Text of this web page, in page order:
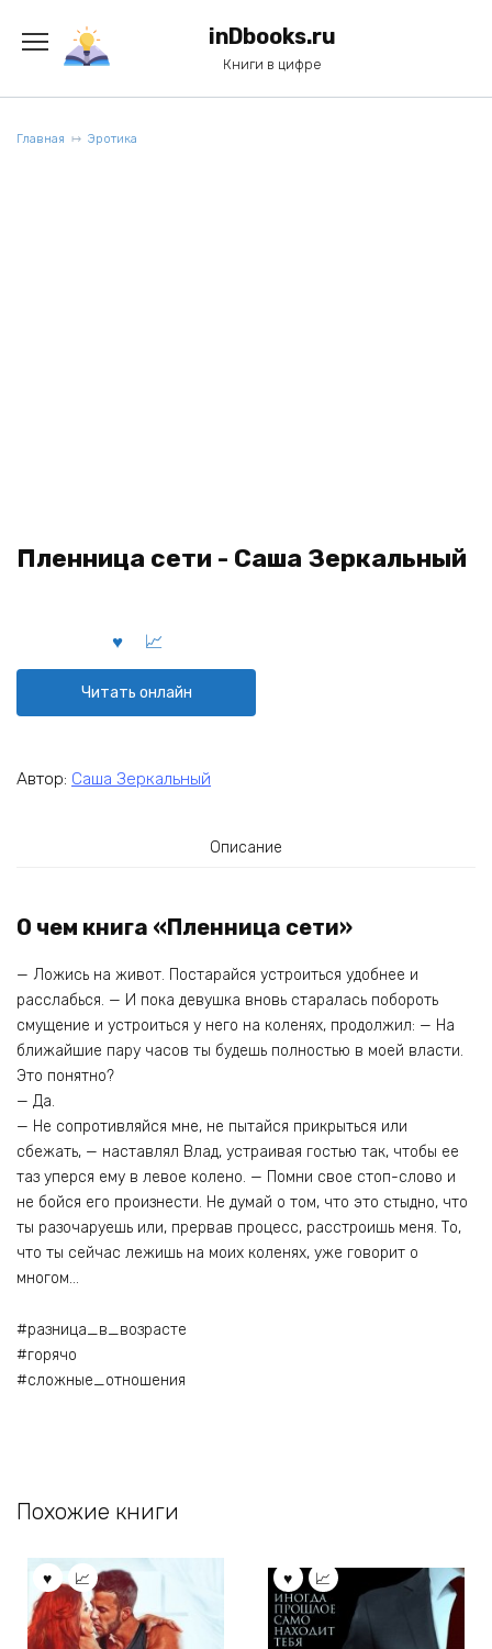
содержанию
inDbooks.ru
Книги в цифре
Главная Эротика
Пленница сети - Саша Зеркальный
Читать онлайн
Автор: Саша Зеркальный
Описание
О чем книга «Пленница сети»
— Ложись на живот. Постарайся устроиться удобнее и
расслабься. — И пока девушка вновь старалась побороть
смущение и устроиться у него на коленях, продолжил: — На
ближайшие пару часов ты будешь полностью в моей власти.
Это понятно?
— Да.
— Не сопротивляйся мне, не пытайся прикрыться или
сбежать, — наставлял Влад, устраивая гостью так, чтобы ее
таз уперся ему в левое колено. — Помни свое стоп-слово и
не бойся его произнести. Не думай о том, что это стыдно, что
ты разочаруешь или, прервав процесс, расстроишь меня. То,
что ты сейчас лежишь на моих коленях, уже говорит о
многом…
#разница_в_возрасте
#горячо
#сложные_отношения
Похожие книги